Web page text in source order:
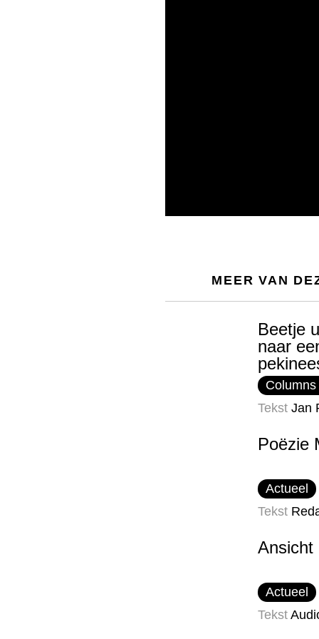
MEER VAN
Beetje
naar
Tekst Jan
Poëzie
Actueel
Tekst
Ansicht
Actueel
Tekst